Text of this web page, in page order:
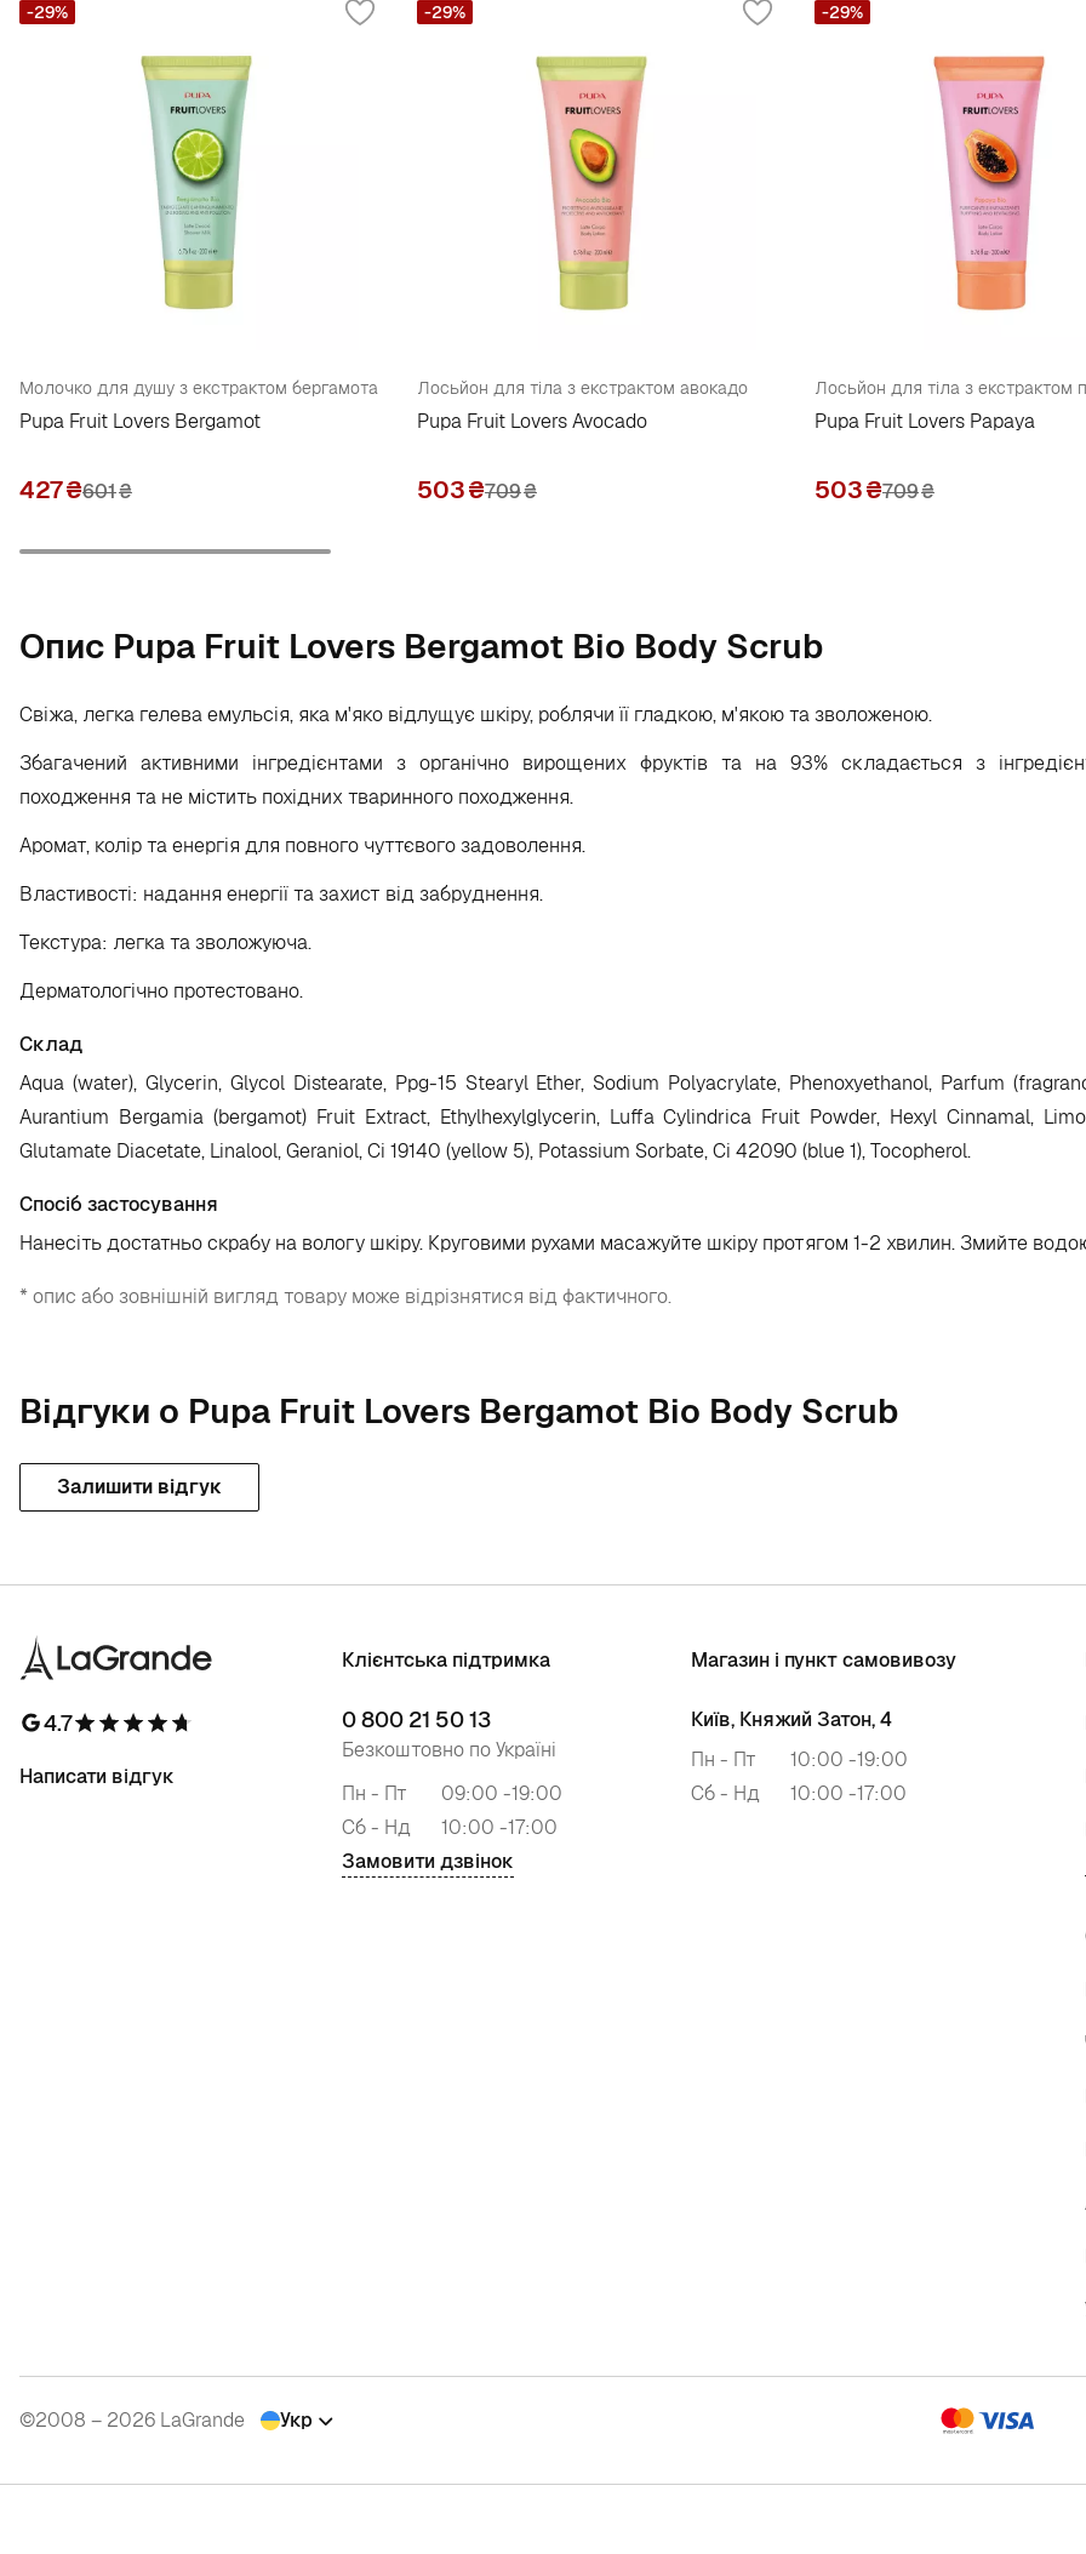
Молочко для душу з екстрактом бергамота
Pupa Fruit Lovers Bergamot
427₴601₴
-29%
Лосьйон для тіла з екстрактом авокадо
Pupa Fruit Lovers Avocado
503₴709₴
-29%
Лосьйон для тіла з екстрактом
Pupa Fruit Lovers Papaya
503₴709₴
-29%
Опис Pupa Fruit Lovers Bergamot Bio Body Scrub
Свіжа, легка гелева емульсія, яка м'яко відлущує шкіру, роблячи її гладкою, м'якою та зволоженою.
Збагачений активними інгредієнтами з органічно вирощених фруктів та на 93% складається з
походження та не містить похідних тваринного походження.
Аромат, колір та енергія для повного чуттєвого задоволення.
Властивості: надання енергії та захист від забруднення.
Текстура: легка та зволожуюча.
Дерматологічно протестовано.
Склад
Aqua (water), Glycerin, Glycol Distearate, Ppg-15 Stearyl Ether, Sodium Polyacrylate, Phenoxyethanol, Parfum
Aurantium Bergamia (bergamot) Fruit Extract, Ethylhexylglycerin, Luffa Cylindrica Fruit Powder, Hexyl Cinnamal,
Glutamate Diacetate, Linalool, Geraniol, Ci 19140 (yellow 5), Potassium Sorbate, Ci 42090 (blue 1), Tocopherol.
Спосіб застосування
Нанесіть достатньо скрабу на вологу шкіру. Круговими рухами масажуйте шкіру протягом 1-2 хвилин. Змийте
* опис або зовнішній вигляд товару може відрізнятися від фактичного.
Відгуки о Pupa Fruit Lovers Bergamot Bio Body Scrub
Залишити відгук
4.7
Написати відгук
Клієнтська підтримка
0 800 21 50 13
Безкоштовно по Україні
Пн - Пт
09:00 -19:00
Сб - Нд
10:00 -17:00
Замовити дзвінок
Магазин і пункт самовивозу
Київ, Княжий Затон, 4
Пн - Пт
10:00 -19:00
Сб - Нд
10:00 -17:00
©2008 – 2026 LaGrande Укр